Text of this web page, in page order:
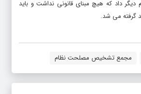
داد که هیچ مبنای قانونی نداشت و باید
گرفته می شد.
مجمع تشخیص مصلحت نظام